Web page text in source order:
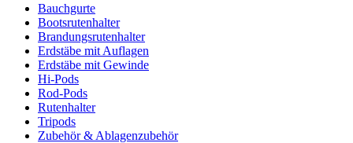
Bauchgurte
Bootsrutenhalter
Brandungsrutenhalter
Erdstäbe mit Auflagen
Erdstäbe mit Gewinde
Hi-Pods
Rod-Pods
Rutenhalter
Tripods
Zubehör & Ablagenzubehör